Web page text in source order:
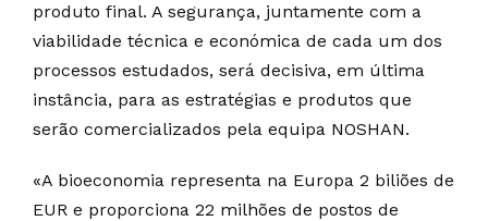
produto final. A segurança, juntamente com a
viabilidade técnica e económica de cada um dos
processos estudados, será decisiva, em última
instância, para as estratégias e produtos que
serão comercializados pela equipa NOSHAN.
«A bioeconomia representa na Europa 2 biliões de
EUR e proporciona 22 milhões de postos de